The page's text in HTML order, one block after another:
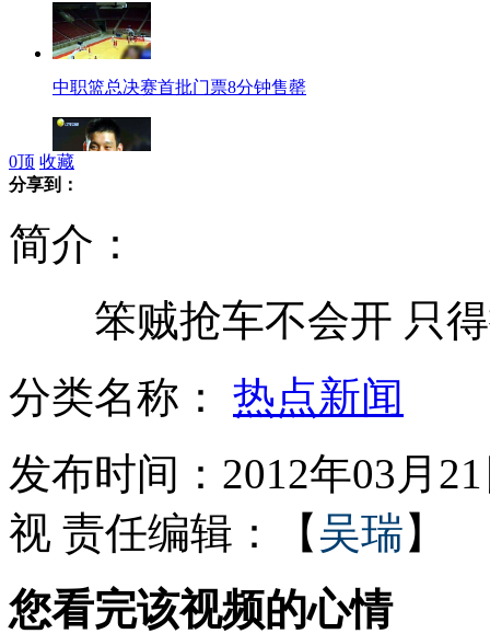
中职篮总决赛首批门票8分钟售罄
印度成亚洲购置常规武器最大买家
日考虑在冲绳部署爱国者3型导弹
0顶 收藏
分享到：
简介：
笨贼抢车不会开 只得
分类名称： 热点新闻
发布时间：2012年03月
视 责任编辑：【 吴瑞】
您看完该视频的心情